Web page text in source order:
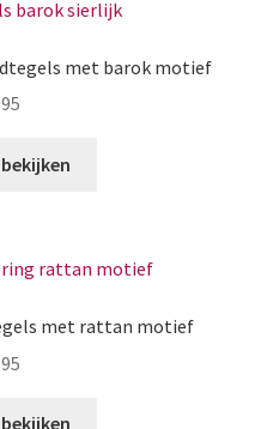
met barok motief
met rattan motief